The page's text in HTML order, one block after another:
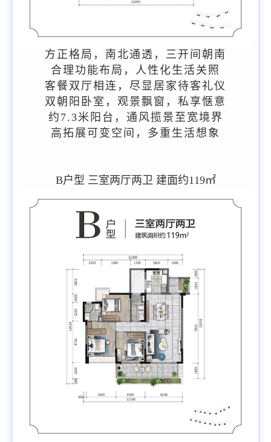
方正格局，南北通透，三开间朝南
合理功能布局，人性化生活关照
客餐双厅相连，尽显居家待客礼仪
双朝阳卧室，观景飘窗，私享惬意
约7.3米阳台，通风揽景至宽境界
高拓展可变空间，多重生活想象
B户型 三室两厅两卫 建面约119㎡